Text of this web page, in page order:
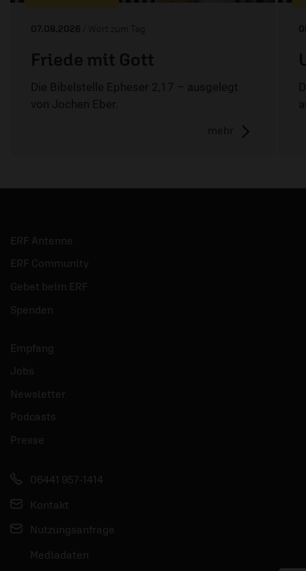
07.08.2026 / Wort zum Tag
Friede mit Gott
Die Bibelstelle Epheser 2,17 – ausgelegt
von Jochen Eber.
mehr
ERF Antenne
ERF Community
Gebet beim ERF
Spenden
Empfang
Jobs
Newsletter
Podcasts
Presse
06441 957-1414
Kontakt
Nutzungsanfrage
Mediadaten